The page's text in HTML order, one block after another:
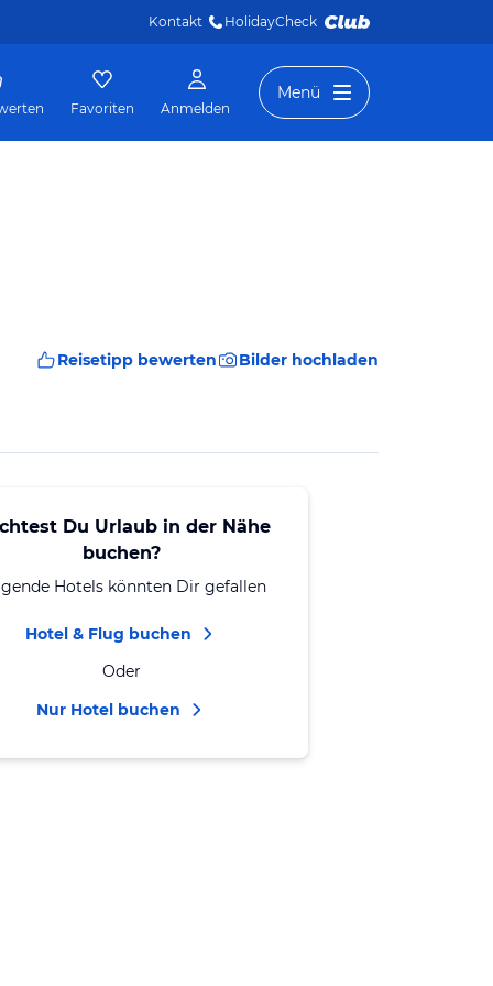
Kontakt HolidayCheck
Favoriten Anmelden
Menü
Reisetipp bewerten Bilder hochladen
Du Urlaub in der Nähe
buchen?
Hotels könnten Dir gefallen
Hotel & Flug buchen
Oder
Nur Hotel buchen